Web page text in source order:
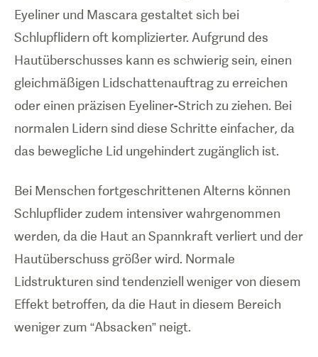
Eyeliner und Mascara gestaltet sich bei
Schlupflidern oft komplizierter. Aufgrund des
Hautüberschusses kann es schwierig sein, einen
gleichmäßigen Lidschattenauftrag zu erreichen
oder einen präzisen Eyeliner-Strich zu ziehen. Bei
normalen Lidern sind diese Schritte einfacher, da
das bewegliche Lid ungehindert zugänglich ist.
Bei Menschen fortgeschrittenen Alterns können
Schlupflider zudem intensiver wahrgenommen
werden, da die Haut an Spannkraft verliert und der
Hautüberschuss größer wird. Normale
Lidstrukturen sind tendenziell weniger von diesem
Effekt betroffen, da die Haut in diesem Bereich
weniger zum “Absacken” neigt.